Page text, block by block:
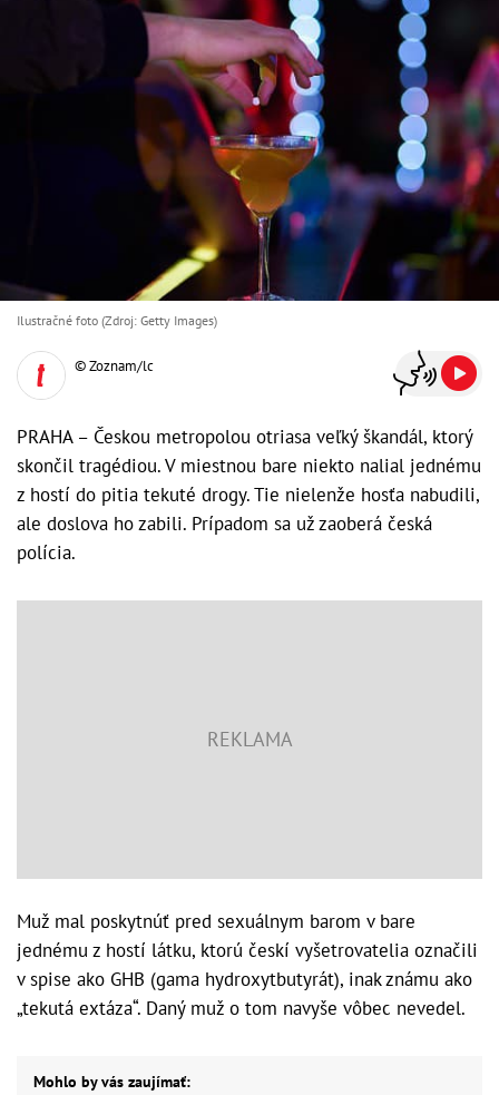
Ilustračné foto (Zdroj: Getty Images)
© Zoznam/lc
PRAHA – Českou metropolou otriasa veľký škandál, ktorý
skončil tragédiou. V miestnou bare niekto nalial jednému
z hostí do pitia tekuté drogy. Tie nielenže hosťa nabudili,
ale doslova ho zabili. Prípadom sa už zaoberá česká
polícia.
Muž mal poskytnúť pred sexuálnym barom v bare
jednému z hostí látku, ktorú českí vyšetrovatelia označili
v spise ako GHB (gama hydroxytbutyrát), inak známu ako
„tekutá extáza“. Daný muž o tom navyše vôbec nevedel.
Mohlo by vás zaujímať: